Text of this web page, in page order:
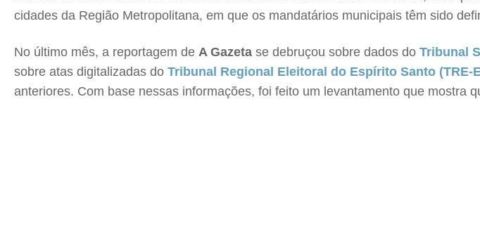
cidades da Região Metropolitana, em que os mandatários municipais têm sido
No último mês, a reportagem de A Gazeta se debruçou sobre dados do Tribunal
sobre atas digitalizadas do Tribunal Regional Eleitoral do Espírito Santo (TRE-
anteriores. Com base nessas informações, foi feito um levantamento que mostra